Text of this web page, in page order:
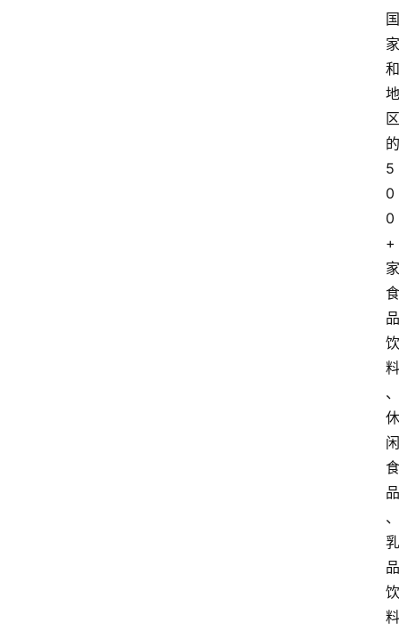
国
家
和
地
区
的
5
0
0
+
家
食
品
饮
料
、
休
闲
食
品
、
乳
品
饮
料